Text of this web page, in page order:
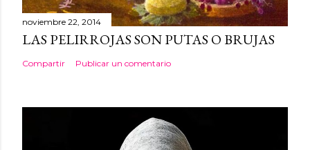
noviembre 22, 2014
LAS PELIRROJAS SON PUTAS O BRUJAS
Compartir Publicar un comentario